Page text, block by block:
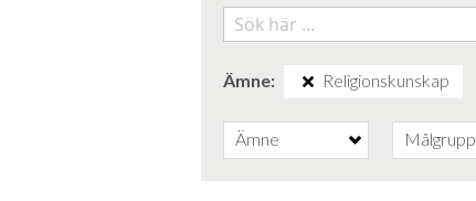
Ämne Religionskunskap
Ämne Målgrupp